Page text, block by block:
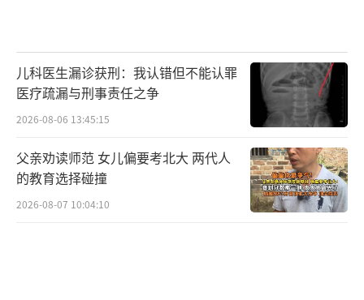
儿科医生漏诊获刑：我认错但不能认罪
医疗疏漏与刑事责任之争
2026-08-06 13:45:15
父亲劝读师范 女儿偏要考北大 两代人
的教育选择碰撞
2026-08-07 10:04:10